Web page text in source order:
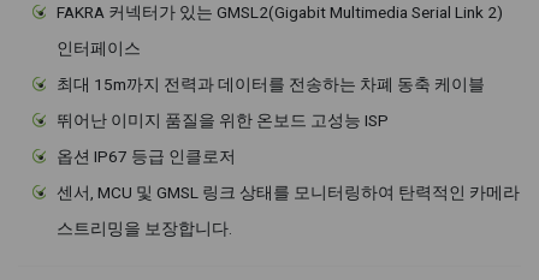
FAKRA 커넥터가 있는 GMSL2(Gigabit Multimedia Serial Link 2)
인터페이스
최대 15m까지 전력과 데이터를 전송하는 차폐 동축 케이블
뛰어난 이미지 품질을 위한 온보드 고성능 ISP
옵션 IP67 등급 인클로저
센서, MCU 및 GMSL 링크 상태를 모니터링하여 탄력적인 카메라
스트리밍을 보장합니다.